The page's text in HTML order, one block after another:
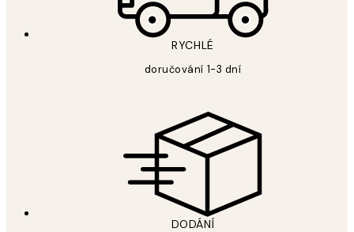
RYCHLÉ
doručování 1-3 dní
DODÁNÍ